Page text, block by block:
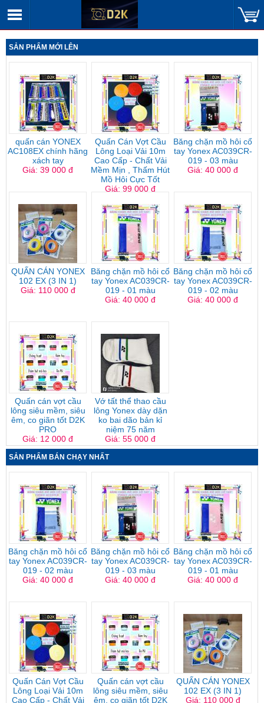
SẢN PHẨM MỚI LÊN
quấn cán YONEX
AC108EX chính hãng
xách tay
Giá: 39 000 đ
Quấn Cán Vợt Cầu
Lông Loại Vải 10m
Cao Cấp - Chất Vải
Mềm Mịn , Thấm Hút
Mồ Hôi Cực Tốt
Giá: 99 000 đ
Băng chặn mồ hôi cổ
tay Yonex AC039CR-
019 - 03 màu
Giá: 40 000 đ
QUẤN CÁN YONEX
102 EX (3 IN 1)
Giá: 110 000 đ
Băng chặn mồ hôi cổ
tay Yonex AC039CR-
019 - 01 màu
Giá: 40 000 đ
Băng chặn mồ hôi cổ
tay Yonex AC039CR-
019 - 02 màu
Giá: 40 000 đ
Quấn cán vợt cầu
lông siêu mềm, siêu
êm, co giãn tốt D2K
PRO
Giá: 12 000 đ
Vớ tất thể thao cầu
lông Yonex dày dặn
ko bai dão bản kỉ
niệm 75 năm
Giá: 55 000 đ
SẢN PHẨM BÁN CHẠY NHẤT
Băng chặn mồ hôi cổ
tay Yonex AC039CR-
019 - 02 màu
Giá: 40 000 đ
Băng chặn mồ hôi cổ
tay Yonex AC039CR-
019 - 03 màu
Giá: 40 000 đ
Băng chặn mồ hôi cổ
tay Yonex AC039CR-
019 - 01 màu
Giá: 40 000 đ
Quấn Cán Vợt Cầu
Lông Loại Vải 10m
Cao Cấp - Chất Vải
Quấn cán vợt cầu
lông siêu mềm, siêu
êm, co giãn tốt D2K
QUẤN CÁN YONEX
102 EX (3 IN 1)
Giá: 110 000 đ